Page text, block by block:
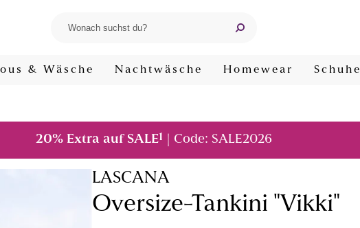
& Wäsche Nachtwäsche Homewear Schuhe
20% Extra auf SALE1 | Code: SALE2026
LASCANA
Oversize-Tankini "Vikki"